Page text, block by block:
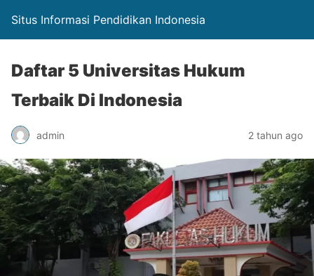
Situs Informasi Pendidikan Indonesia
Daftar 5 Universitas Hukum
Terbaik Di Indonesia
admin 2 tahun ago